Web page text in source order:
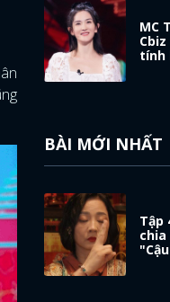
MC
tính
BÀI MỚI NHẤT
Tập